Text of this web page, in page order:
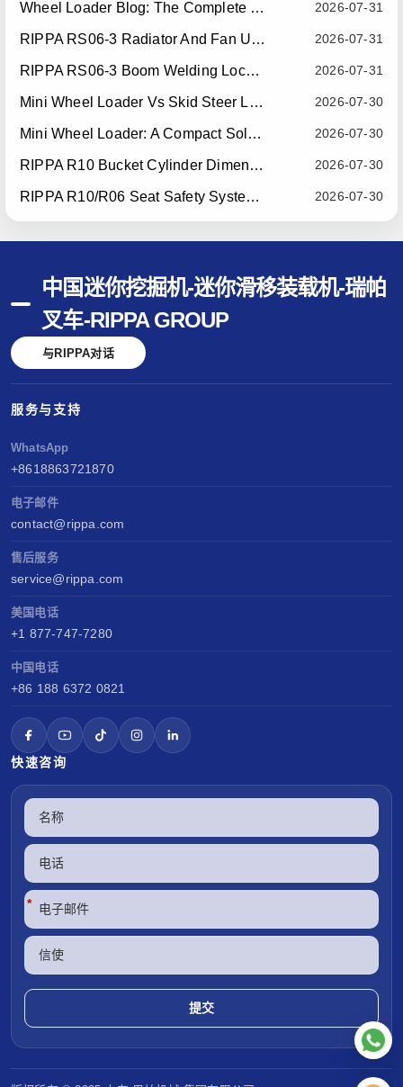
2026-07-31
Wheel Loader Blog: The Complete Guide To Wheel Loaders For Construction, Agriculture, And Material Handling
2026-07-31
RIPPA RS06-3 Radiator And Fan Upgrade — Effective July 10, 2026
2026-07-31
RIPPA RS06-3 Boom Welding Locating Bar Optimization — Effective July 15, 2026
2026-07-30
Mini Wheel Loader Vs Skid Steer Loader: Which Compact Machine Is Better For Your Business?
2026-07-30
Mini Wheel Loader: A Compact Solution For Efficient Material Handling
2026-07-30
RIPPA R10 Bucket Cylinder Dimension Optimization — Effective July 15, 2026
2026-07-30
RIPPA R10/R06 Seat Safety System Upgrade — Effective July 22, 2026
中国迷你挖掘机-迷你滑移装载机-瑞帕
叉车-RIPPA GROUP
与RIPPA对话
服务与支持
WhatsApp
+8618863721870
电子邮件
contact@rippa.com
售后服务
service@rippa.com
美国电话
+1 877-747-7280
中国电话
+86 188 6372 0821
快速咨询
*